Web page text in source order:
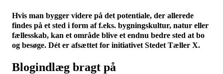
Hvis man bygger videre på det potentiale, der allerede
findes på et sted i form af f.eks. bygningskultur, natur eller
fællesskab, kan et område blive et endnu bedre sted at bo
og besøge. Dét er afsættet for initiativet Stedet Tæller X.
Blogindlæg bragt på